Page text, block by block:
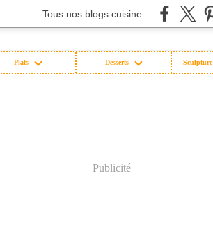
Tous nos blogs cuisine
Plats Desserts
Publicité